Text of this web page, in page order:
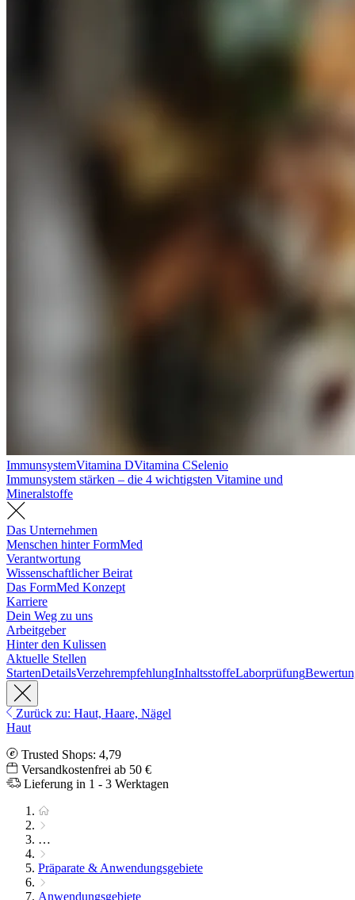
ImmunsystemVitamina DVitamina CSelenio
Immunsystem stärken – die 4 wichtigsten Vitamine und
Mineralstoffe
Das Unternehmen
Menschen hinter FormMed
Verantwortung
Wissenschaftlicher Beirat
Das FormMed Konzept
Karriere
Dein Weg zu uns
Arbeitgeber
Hinter den Kulissen
Aktuelle Stellen
StartenDetailsVerzehrempfehlungInhaltsstoffeLaborprüfung
Zurück zu: Haut, Haare, Nägel
Haut
Trusted Shops: 4,79
Versandkostenfrei ab 50 €
Lieferung in 1 - 3 Werktagen
…
Präparate & Anwendungsgebiete
Anwendungsgebiete